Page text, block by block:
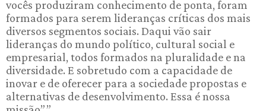
vocês produziram conhecimento de ponta, foram
formados para serem lideranças críticas dos mais
diversos segmentos sociais. Daqui vão sair
lideranças do mundo político, cultural social e
empresarial, todos formados na pluralidade e na
diversidade. E sobretudo com a capacidade de
inovar e de oferecer para a sociedade propostas e
alternativas de desenvolvimento. Essa é nossa